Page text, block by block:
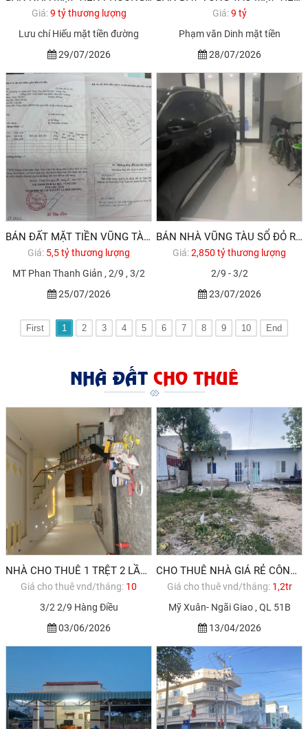
Giá:9 tỷ thương lượng
Lưu chí Hiếu mặt tiền đường
29/07/2026
Giá:9 tỷ
Phạm văn Dinh mặt tiền
28/07/2026
BÁN ĐẤT MẶT TIỀN VŨNG TÀU GẦN BIỂN GIÁ RẺ
Giá: 5,5 tỷ thương lượng
MT Phan Thanh Giản , 2/9 , 3/2
25/07/2026
BÁN NHÀ VŨNG TÀU SỔ ĐỎ RIÊNG DƯỚI 3 TỶ
Giá:2,850 tỷ thương lượng
2/9 - 3/2
23/07/2026
First 1 2 3 4 5 6 7 8 9 10 End
NHÀ ĐẤT CHO THUÊ
NHÀ CHO THUÊ 1 TRỆT 2 LẦU GẦN BIỂN VŨNG TÀU GẦN SUN GRUOP
Giá cho thuê vnd/tháng: 10
3/2 2/9 Hàng Điều
03/06/2026
CHO THUÊ NHÀ GIÁ RẺ CÔNG NHÂN MỸ XUÂN- PHÚ MỸ
Giá cho thuê vnd/tháng: 1,2tr
Mỹ Xuân- Ngãi Giao , QL 51B
13/04/2026